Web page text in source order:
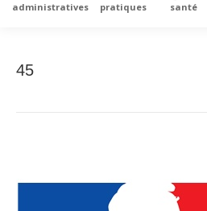
administratives
pratiques
santé
45